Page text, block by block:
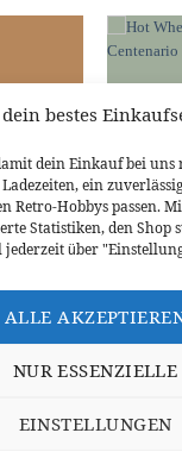
bestes
dein Einkauf bei uns
ein
Retro-Hobbys passen.
Statistiken, den Shop
über
ALLE
NUR ESSENZIELLE
EINSTELLUNGEN
IN